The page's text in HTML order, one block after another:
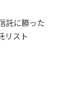
託に勝った
リスト